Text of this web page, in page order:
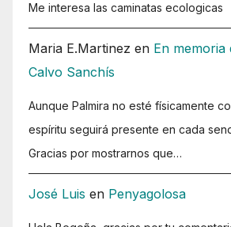
Me interesa las caminatas ecologicas
Maria E.Martinez en En memoria
Calvo Sanchís
Aunque Palmira no esté físicamente
espíritu seguirá presente en cada
Gracias por mostrarnos que…
José Luis en Penyagolosa